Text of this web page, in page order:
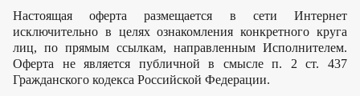
Настоящая оферта размещается в сети Интернет
исключительно в целях ознакомления конкретного круга
лиц, по прямым ссылкам, направленным Исполнителем.
Оферта не является публичной в смысле п. 2 ст. 437
Гражданского кодекса Российской Федерации.